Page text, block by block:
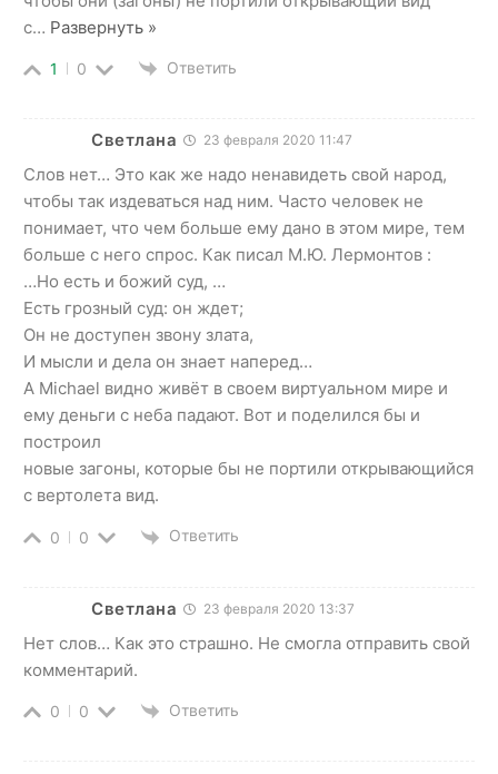
с… Развернуть »
1 0 Ответить
Светлана 23 февраля 2020 11:47
Слов нет… Это как же надо ненавидеть свой народ,
чтобы так издеваться над ним. Часто человек не
понимает, что чем больше ему дано в этом мире, тем
больше с него спрос. Как писал М.Ю. Лермонтов :
…Но есть и божий суд, …
Есть грозный суд: он ждет;
Он не доступен звону злата,
И мысли и дела он знает наперед…
А Michael видно живёт в своем виртуальном мире и
ему деньги с неба падают. Вот и поделился бы и
построил
новые загоны, которые бы не портили открывающийся
с вертолета вид.
0 0 Ответить
Светлана 23 февраля 2020 13:37
Нет слов… Как это страшно. Не смогла отправить свой
комментарий.
0 0 Ответить